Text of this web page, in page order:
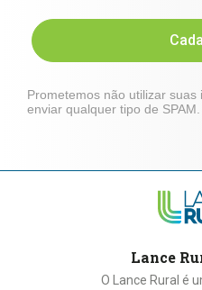
Prometemos não utilizar
enviar qualquer tipo de SPAM.
Lance
O Lance Rural é